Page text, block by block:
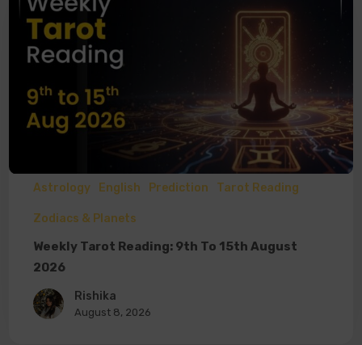
Astrology English Prediction Tarot Reading
Zodiacs & Planets
Weekly Tarot Reading: 9th To 15th August
2026
Rishika
August 8, 2026